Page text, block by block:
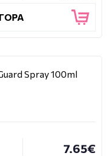
Spray 100ml
7.65€